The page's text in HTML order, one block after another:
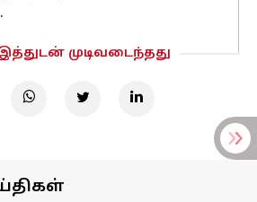
முடிவடைந்தது